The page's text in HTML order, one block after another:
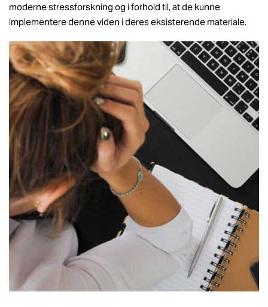
moderne stressforskning og i forhold til, at de kunne
implementere denne viden i deres eksisterende materiale.